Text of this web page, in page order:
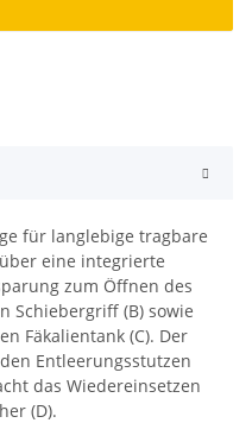
für langlebige tragbare
eine integrierte
zum Öffnen des
Schiebergriff (B) sowie
Fäkalientank (C). Der
Entleerungsstutzen
das Wiedereinsetzen
(D).